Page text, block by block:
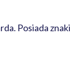
Posiada